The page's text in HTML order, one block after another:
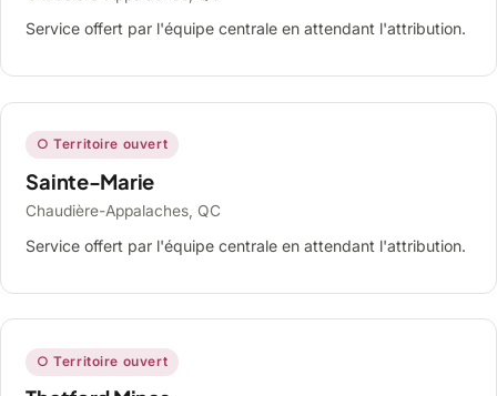
Service offert par l'équipe centrale en attendant l'attribution.
○ Territoire ouvert
Sainte-Marie
Chaudière-Appalaches, QC
Service offert par l'équipe centrale en attendant l'attribution.
○ Territoire ouvert